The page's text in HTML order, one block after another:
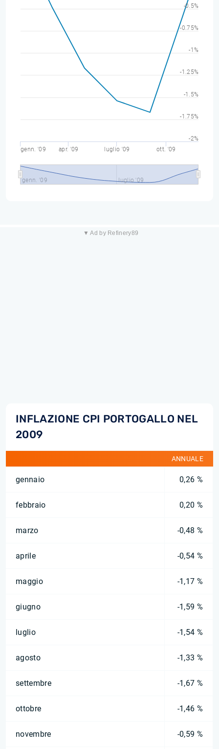
genn. '09 apr. '09 luglio '09 ott. '09
genn. '09 luglio '09
-2%
-1.75%
-1.5%
-1.25%
-1%
-0.75%
-0.5%
▼ Ad by Refinery89
INFLAZIONE CPI PORTOGALLO NEL
2009
ANNUALE
gennaio 0,26 %
febbraio 0,20 %
marzo -0,48 %
aprile -0,54 %
maggio -1,17 %
giugno -1,59 %
luglio -1,54 %
agosto -1,33 %
settembre -1,67 %
ottobre -1,46 %
novembre -0,59 %